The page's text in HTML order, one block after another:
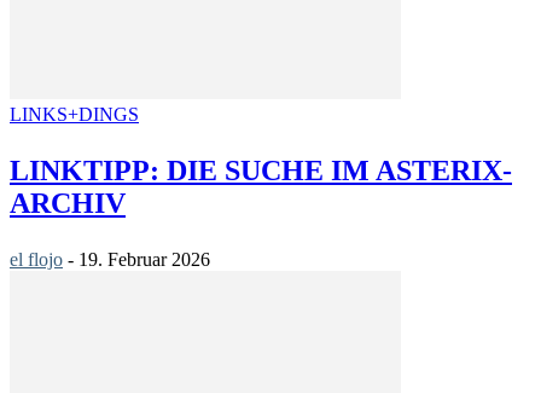
LINKS+DINGS
LINKTIPP: DIE SUCHE IM ASTERIX-
ARCHIV
el flojo - 19. Februar 2026